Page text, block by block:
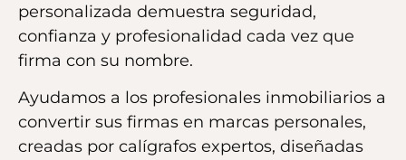
personalizada demuestra seguridad,
confianza y profesionalidad cada vez que
firma con su nombre.
Ayudamos a los profesionales inmobiliarios a
convertir sus firmas en marcas personales,
creadas por calígrafos expertos, diseñadas